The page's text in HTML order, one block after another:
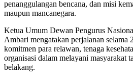
penanggulangan bencana, dan misi
maupun mancanegara.
Ketua Umum Dewan Pengurus
Ambari mengatakan perjalanan selama
komitmen para relawan, tenaga
organisasi dalam melayani masyarakat
belakang.